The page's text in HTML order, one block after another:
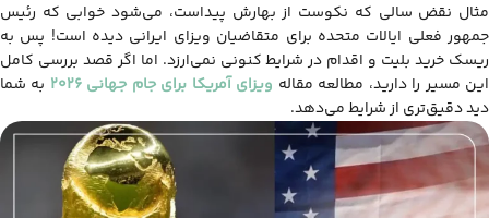
مثال نقض سالی که نکوست از بهارش پیداست، می‌شود خوابی که رئیس
جمهور فعلی ایالات متحده برای متقاضیان ویزای ایرانی دیده است! پس به
ریسک خرید بلیت و اقدام در شرایط کنونی نمی‌ارزد. اما اگر قصد بررسی کامل
این مسیر را دارید، مطالعه مقاله ویزای آمریکا برای جام جهانی ۲۰۲۶
به شما
دید دقیق‌تری از شرایط می‌دهد.